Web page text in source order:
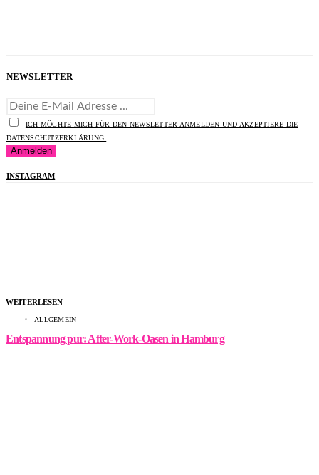
NEWSLETTER
ICH MÖCHTE MICH FÜR DEN NEWSLETTER ANMELDEN UND AKZEPTIERE DIE
DATENSCHUTZERKLÄRUNG.
INSTAGRAM
WEITERLESEN
ALLGEMEIN
Entspannung pur: After-Work-Oasen in Hamburg